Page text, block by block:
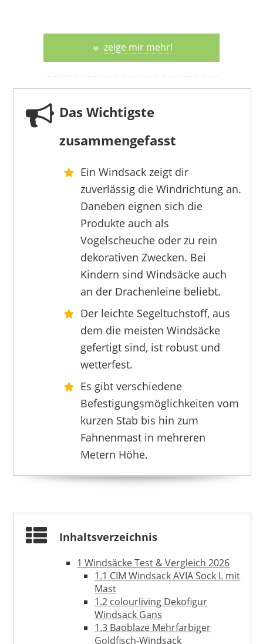
SCHMIDTLER WINDSACK
58,00 €*
FLAGLY
55,90 € *
FLAGLY
55,90 €*
zeige mir mehr!
Das Wichtigste
zusammengefasst
Ein Windsack zeigt dir
zuverlässig die Windrichtung an.
Daneben eignen sich die
Produkte auch als
Vogelscheuche oder zu rein
dekorativen Zwecken. Bei
Kindern sind Windsäcke auch
an der Drachenleine beliebt.
Der leichte Segeltuchstoff, aus
dem die meisten Windsäcke
gefertigt sind, ist robust und
wetterfest.
Es gibt verschiedene
Befestigungsmöglichkeiten vom
kurzen Stab bis hin zum
Fahnenmast in mehreren
Metern Höhe.
Inhaltsverzeichnis
1 Windsäcke Test & Vergleich 2026
1.1 CIM Windsack AVIA Sock L mit
Mast
1.2 colourliving Dekofigur
Windsack Gans
1.3 Baoblaze Mehrfarbiger
Goldfisch-Windsack